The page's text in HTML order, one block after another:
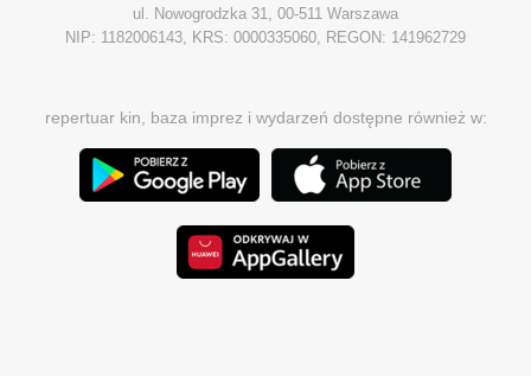
ul. Nowogrodzka 31, 00-511 Warszawa
NIP: 1182006143, KRS: 0000335060, REGON: 141962729
repertuar kin, baza imprez i wydarzeń dostępne również w: